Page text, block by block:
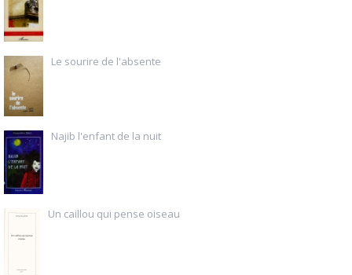
Le sourire de l'absente
Najib l'enfant de la nuit
Un caillou qui pense oiseau